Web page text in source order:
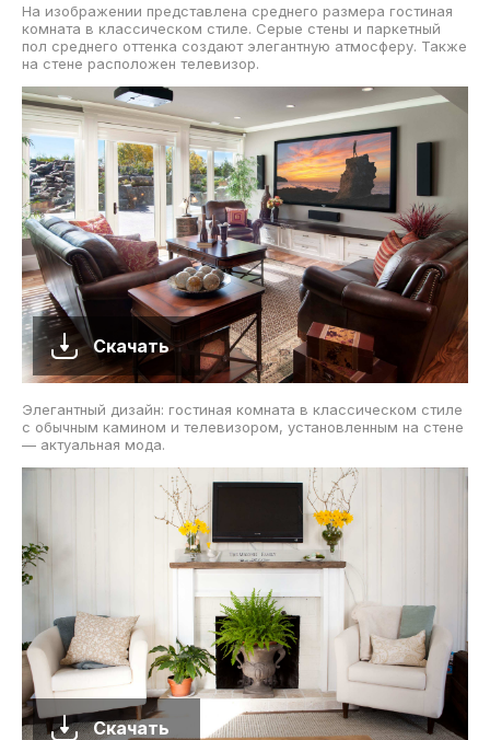
На изображении представлена среднего размера гостиная
комната в классическом стиле. Серые стены и паркетный
пол среднего оттенка создают элегантную атмосферу. Также
на стене расположен телевизор.
Скачать
Элегантный дизайн: гостиная комната в классическом стиле
с обычным камином и телевизором, установленным на стене
— актуальная мода.
Скачать